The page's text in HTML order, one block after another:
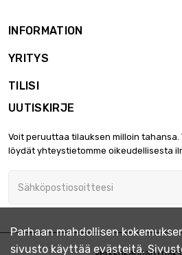
INFORMATION
YRITYS
TILISI
UUTISKIRJE
Voit peruuttaa tilauksen milloin
löydät yhteystietomme oikeudellisesta
Parhaan mahdollisen
sivusto käyttää evästeitä.